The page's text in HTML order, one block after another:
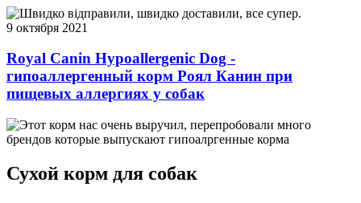
Швидко відправили, швидко доставили, все супер.
9 октября 2021
Royal Canin Hypoallergenic Dog -
гипоаллергенный корм Роял Канин при
пищевых аллергиях у собак
Этот корм нас очень выручил, перепробовали много
брендов которые выпускают гипоалргенные корма
Сухой корм для собак